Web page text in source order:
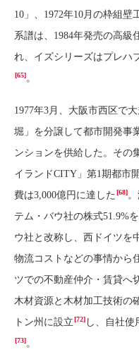
10」、1972年10月の枠組壁
系譜は、1984年発売の高級
れ、イズシリーズはプレハ
[65]。
1977年3月、大阪市西区で
堀」を分譲して都市開発事
ンションを供給した。その
イランドCITY」第1期都市
費は3,000億円に達した [68]
テム・バウ社の株式51.9%
ウ社と改称し、西ドイツを
物流コストなどの事情から
ツでの不動産仲介・賃貸へ
木材資源と木材加工技術の
トン州に設立[72] し、自社使
[73]。